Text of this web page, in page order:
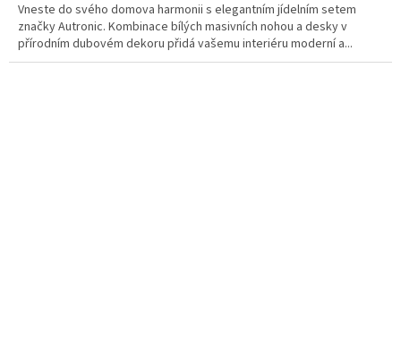
Vneste do svého domova harmonii s elegantním jídelním setem
značky Autronic. Kombinace bílých masivních nohou a desky v
přírodním dubovém dekoru přidá vašemu interiéru moderní a...